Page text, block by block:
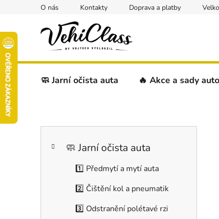
O nás Kontakty Doprava a platby
🧼 Jarní očista auta 🔥 Akce a sady
P
kategorie
K
🧼 Jarní očista auta
1️⃣ Předmytí a mytí auta
2️⃣ Čištění kol a pneumatik
3️⃣ Odstranění polétavé rzi